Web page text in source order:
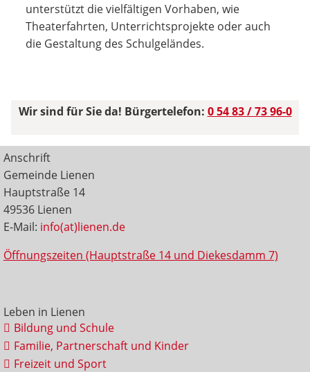
unterstützt die vielfältigen Vorhaben, wie
Theaterfahrten, Unterrichtsprojekte oder auch
die Gestaltung des Schulgeländes.
Wir sind für Sie da! Bürgertelefon: 0 54 83 / 73 96-0
Anschrift
Gemeinde Lienen
Hauptstraße 14
49536 Lienen
E-Mail: info(at)lienen.de
Öffnungszeiten (Hauptstraße 14 und Diekesdamm 7)
Leben in Lienen
Bildung und Schule
Familie, Partnerschaft und Kinder
Freizeit und Sport